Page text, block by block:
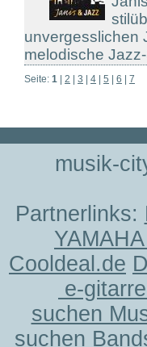
unvergesslichen
melodische
Seite: 1 2 3 4 5 6 7
musik-
Partnerlinks:
Cooldeal.de
e-
suchen
suchen